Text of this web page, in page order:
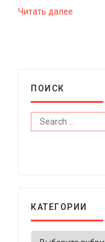
Читать далее
ПОИСК
КАТЕГОРИИ